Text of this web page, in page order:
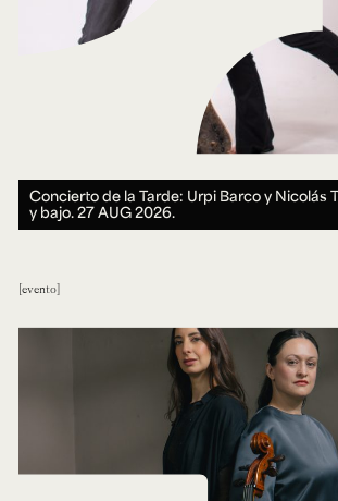
Concierto de la Tarde: Urpi Barco y Nicolás
y bajo.27 AUG 2026.
evento